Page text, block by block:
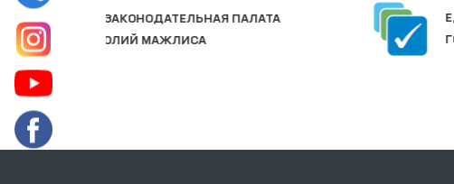
ЕДИНЫЙ ПОРТАЛ ИНТЕРАКТИВНЫХ
ГОСУДАРСТВЕННЫХ УСЛУГ